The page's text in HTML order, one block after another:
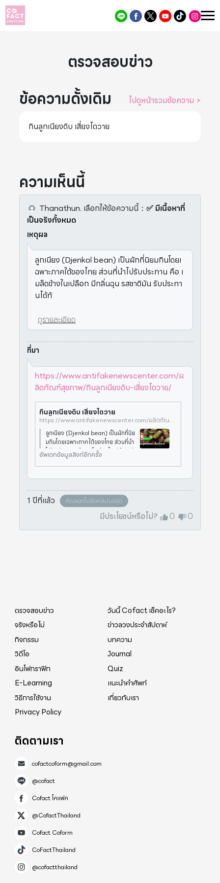
ตรวจสอบข่าว
ข้อความดั้งเดิม
ไปดูหน้ารวมข้อความ >
กินลูกเนียงดิบ เสี่ยงไตวาย
ความเห็นนี้
Thanathun. เลือกให้ข้อความนี้： ✅ มีเนื้อหาที่
เป็นจริงทั้งหมด
เหตุผล
ลูกเนียง (Djenkol bean) เป็นผักที่นิยมกินโดยเ
ฉพาะภาคใต้ของไทย ส่วนที่นำไปรับประทาน คือ เ
มล็ดข้างในเปลือก มีกลิ่นฉุน รสชาติมัน รับประทา
นได้ทั
ดูรายละเอียด
ที่มา
https://www.antifakenewscenter.com/ผ
ลิตภัณฑ์สุขภาพ/กินลูกเนียงดิบ-เสี่ยงไตวาย/
กินลูกเนียงดิบ เสี่ยงไตวาย
https://www.antifakenewscenter.com/ผลิตภัณฑ์สุขภาพ/กินลูกเนียงดิบ-เสี่ยงไตวาย/
ลูกเนียง (Djenkol bean) เป็นผักที่นิย
มกินโดยเฉพาะภาคใต้ของไทย ส่วนที่นำ
ไปรับประทาน คือ เมล็ดข้างในเปลือก มี
กลิ่นฉุน รสชาติมัน รับประทานได้ทั้งผล
อ่อนและแก่ ในด้านความเป็นพิษลูกเนีย
งมีสาร ที่เรียกว่า “ก
อัพเดทข้อมูลลิงก์อีกครั้ง
1 ปีที่แล้ว คัดลอกไปยังคลิปบอร์ด
มีประโยชน์หรือไม่? 0 0
ตรวจสอบข่าว
วันนี้ Cofact เช็คอะไร?
จริงหรือไม่
ข่าวลวงประจำสัปดาห์
กิจกรรม
บทความ
วิดีโอ
Journal
อินโฟกราฟิก
Quiz
E-Learning
แนะนำคำศัพท์
วิธีการใช้งาน
เกี่ยวกับเรา
Privacy Policy
ติดตามเรา
cofactcoform@gmail.com
@cofact
Cofact โคแฟค
@CofactThailand
Cofact Coform
CoFactThailand
@cofactthailand